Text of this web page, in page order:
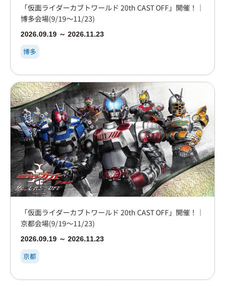
「仮面ライダーカブトワールド 20th CAST OFF」開催！｜
博多会場(9/19～11/23)
2026.09.19 ～ 2026.11.23
博多
「仮面ライダーカブトワールド 20th CAST OFF」開催！｜
京都会場(9/19～11/23)
2026.09.19 ～ 2026.11.23
京都